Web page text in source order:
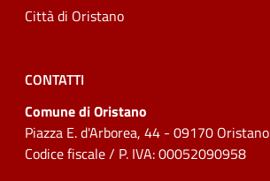
Città di Oristano
CONTATTI
Comune di Oristano
Piazza E. d'Arborea, 44 - 09170 Oristano
Codice fiscale / P. IVA: 00052090958